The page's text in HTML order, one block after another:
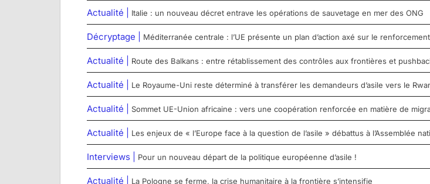
Actualité | Italie : un nouveau décret entrave les opérations de sauvetage en mer des ONG
Décryptage | Méditerranée centrale : l’UE présente un plan d’action axé sur le
Actualité | Route des Balkans : entre rétablissement des contrôles aux frontières et
Actualité | Le Royaume-Uni reste déterminé à transférer les demandeurs d’asile vers le
Actualité | Sommet UE-Union africaine : vers une coopération renforcée en matière de
Actualité | Les enjeux de « l’Europe face à la question de l’asile » débattus à l’Assemblée
Interviews | Pour un nouveau départ de la politique européenne d’asile !
Actualité | La Pologne se ferme, la crise humanitaire à la frontière s’intensifie